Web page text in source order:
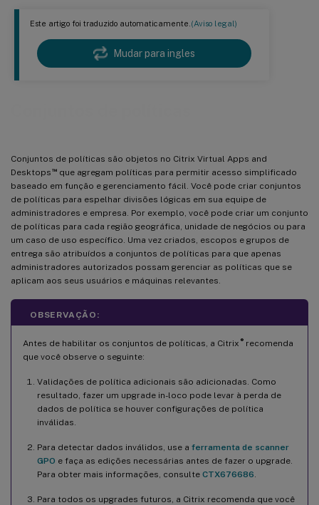
Este artigo foi traduzido automaticamente.(Aviso legal)
Mudar para ingles
Conjuntos de políticas são objetos no Citrix Virtual Apps and
Desktops ™que agregam políticas para permitir acesso simplificado
baseado em função e gerenciamento fácil. Você pode criar conjuntos
de políticas para espelhar divisões lógicas em sua equipe de
administradores e empresa. Por exemplo, você pode criar um conjunto
de políticas para cada região geográfica, unidade de negócios ou para
um caso de uso específico. Uma vez criados, escopos e grupos de
entrega são atribuídos a conjuntos de políticas para que apenas
administradores autorizados possam gerenciar as políticas que se
aplicam aos seus usuários e máquinas relevantes.
OBSERVAÇÃO:
Antes de habilitar os conjuntos de políticas, a Citrix ®recomenda
que você observe o seguinte:
Validações de política adicionais são adicionadas. Como
resultado, fazer um upgrade in-loco pode levar à perda de
dados de política se houver configurações de política
inválidas.
Para detectar dados inválidos, use a ferramenta de scanner
GPO e faça as edições necessárias antes de fazer o upgrade.
Para obter mais informações, consulte CTX676686
Para todos os upgrades futuros, a Citrix recomenda que você